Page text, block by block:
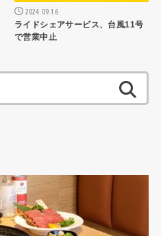
2024.09.16
ライドシェアサービス、台風11号
で営業中止
索: